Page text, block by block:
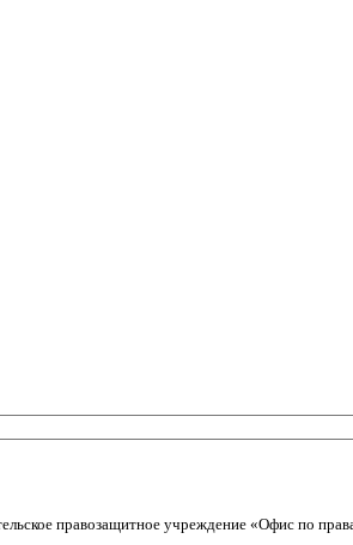
правозащитное учреждение «Офис по